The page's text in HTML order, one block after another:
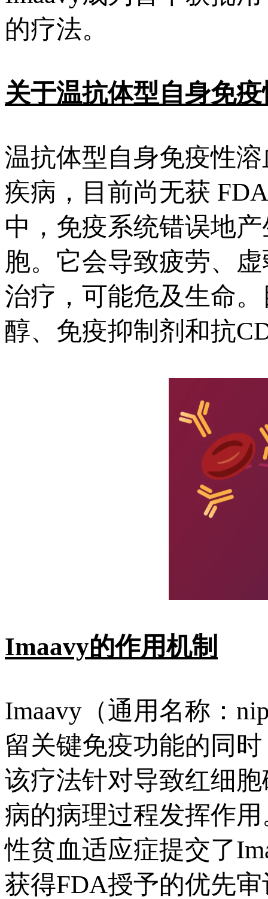
的疗法。
关于温抗体型自身免
温抗体型自身免疫性
疾病，目前尚无获
中，免疫系统错误地
胞。它会导致疲劳、
治疗，可能危及生命
醇、免疫抑制剂和抗
Imaavy的作用机制
Imaavy（通用名称：
留关键免疫功能的同
该疗法针对导致红细
病的病理过程发挥作
性贫血适应症提交了
获得FDA授予的优先